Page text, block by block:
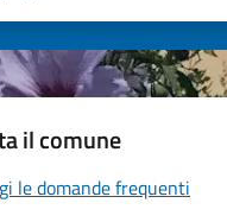
Valuta 5 stelle su 5
4 stelle su 5
3 stelle su 5
su 5
su 5
il comune
le domande frequenti